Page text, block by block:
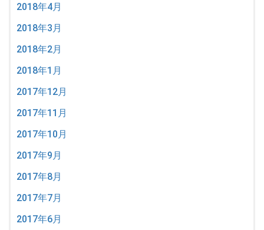
2018年4月
2018年3月
2018年2月
2018年1月
2017年12月
2017年11月
2017年10月
2017年9月
2017年8月
2017年7月
2017年6月